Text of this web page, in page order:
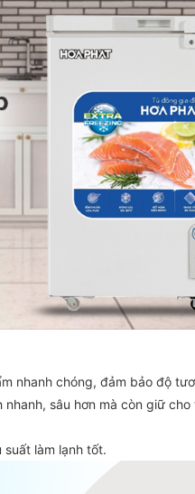
nhanh chóng, đảm bảo độ
sâu hơn mà còn giữ
làm lạnh tốt.